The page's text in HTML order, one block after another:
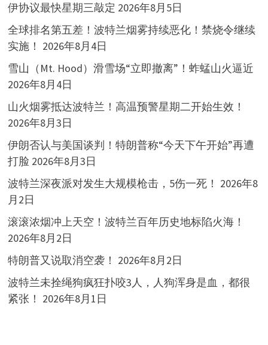
伊协议最快星期三敲定 2026年8月5日
全球排名第五差！波特兰烟雾持续恶化！禁烧令继续
实施！ 2026年8月4日
雪山（Mt. Hood）滑雪场“立即撤离”！蚱蜢山火逼近
2026年8月4日
山火烟雾抵达波特兰！高温预警星期二开始生效！
2026年8月3日
伊朗否认与美国谈判！特朗普称“今天下午开始”再遭
打脸 2026年8月3日
波特兰深夜派对发生大规模枪击，5伤一死！ 2026年8
月2日
滚滚浓烟冲上天空！波特兰百年历史地标陷火海！
2026年8月2日
特朗普又说取消空袭！ 2026年8月2日
波特兰未拴绳狗疯狂扑咬3人，人狗浑身是血，都很
紧张！ 2026年8月1日